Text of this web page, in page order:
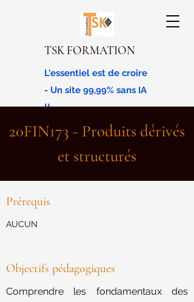
TSK FORMATION
L'essentiel est de croire
- Un site 99,99% sans IA
!!
20FIN173 - Produits dérivés
et structurés
Prérequis
AUCUN
Objectifs pédagogiques
Comprendre les fondamentaux des